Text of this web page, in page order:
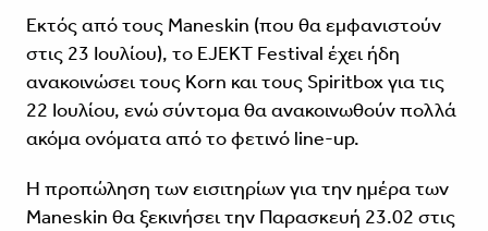
Εκτός από τους Maneskin (που θα εμφανιστούν
στις 23 Ιουλίου), το EJEKT Festival έχει ήδη
ανακοινώσει τους Korn και τους Spiritbox για τις
22 Ιουλίου, ενώ σύντομα θα ανακοινωθούν πολλά
ακόμα ονόματα από το φετινό line-up.
Η προπώληση των εισιτηρίων για την ημέρα των
Maneskin θα ξεκινήσει την Παρασκευή 23.02 στις